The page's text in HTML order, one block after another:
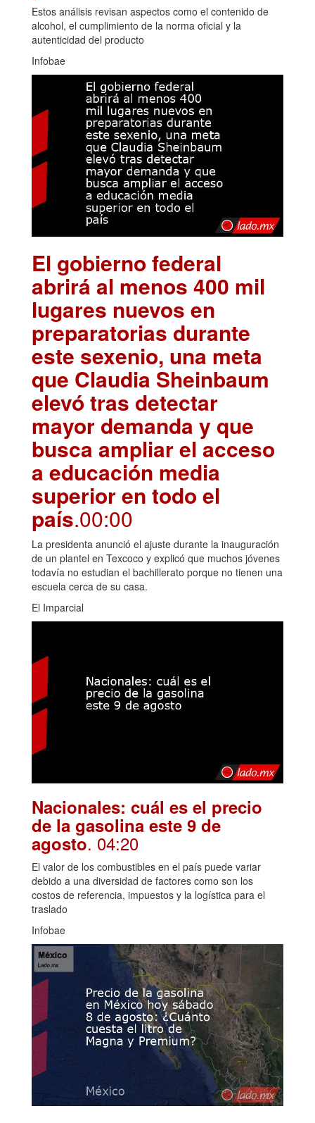
Estos análisis revisan aspectos como el contenido de
alcohol, el cumplimiento de la norma oficial y la
autenticidad del producto
Infobae
El gobierno federal
abrirá al menos 400 mil
lugares nuevos en
preparatorias durante
este sexenio, una meta
que Claudia Sheinbaum
elevó tras detectar
mayor demanda y que
busca ampliar el acceso
a educación media
superior en todo el
país.00:00
La presidenta anunció el ajuste durante la inauguración
de un plantel en Texcoco y explicó que muchos jóvenes
todavía no estudian el bachillerato porque no tienen una
escuela cerca de su casa.
El Imparcial
Nacionales: cuál es el precio
de la gasolina este 9 de
agosto. 04:20
El valor de los combustibles en el país puede variar
debido a una diversidad de factores como son los
costos de referencia, impuestos y la logística para el
traslado
Infobae